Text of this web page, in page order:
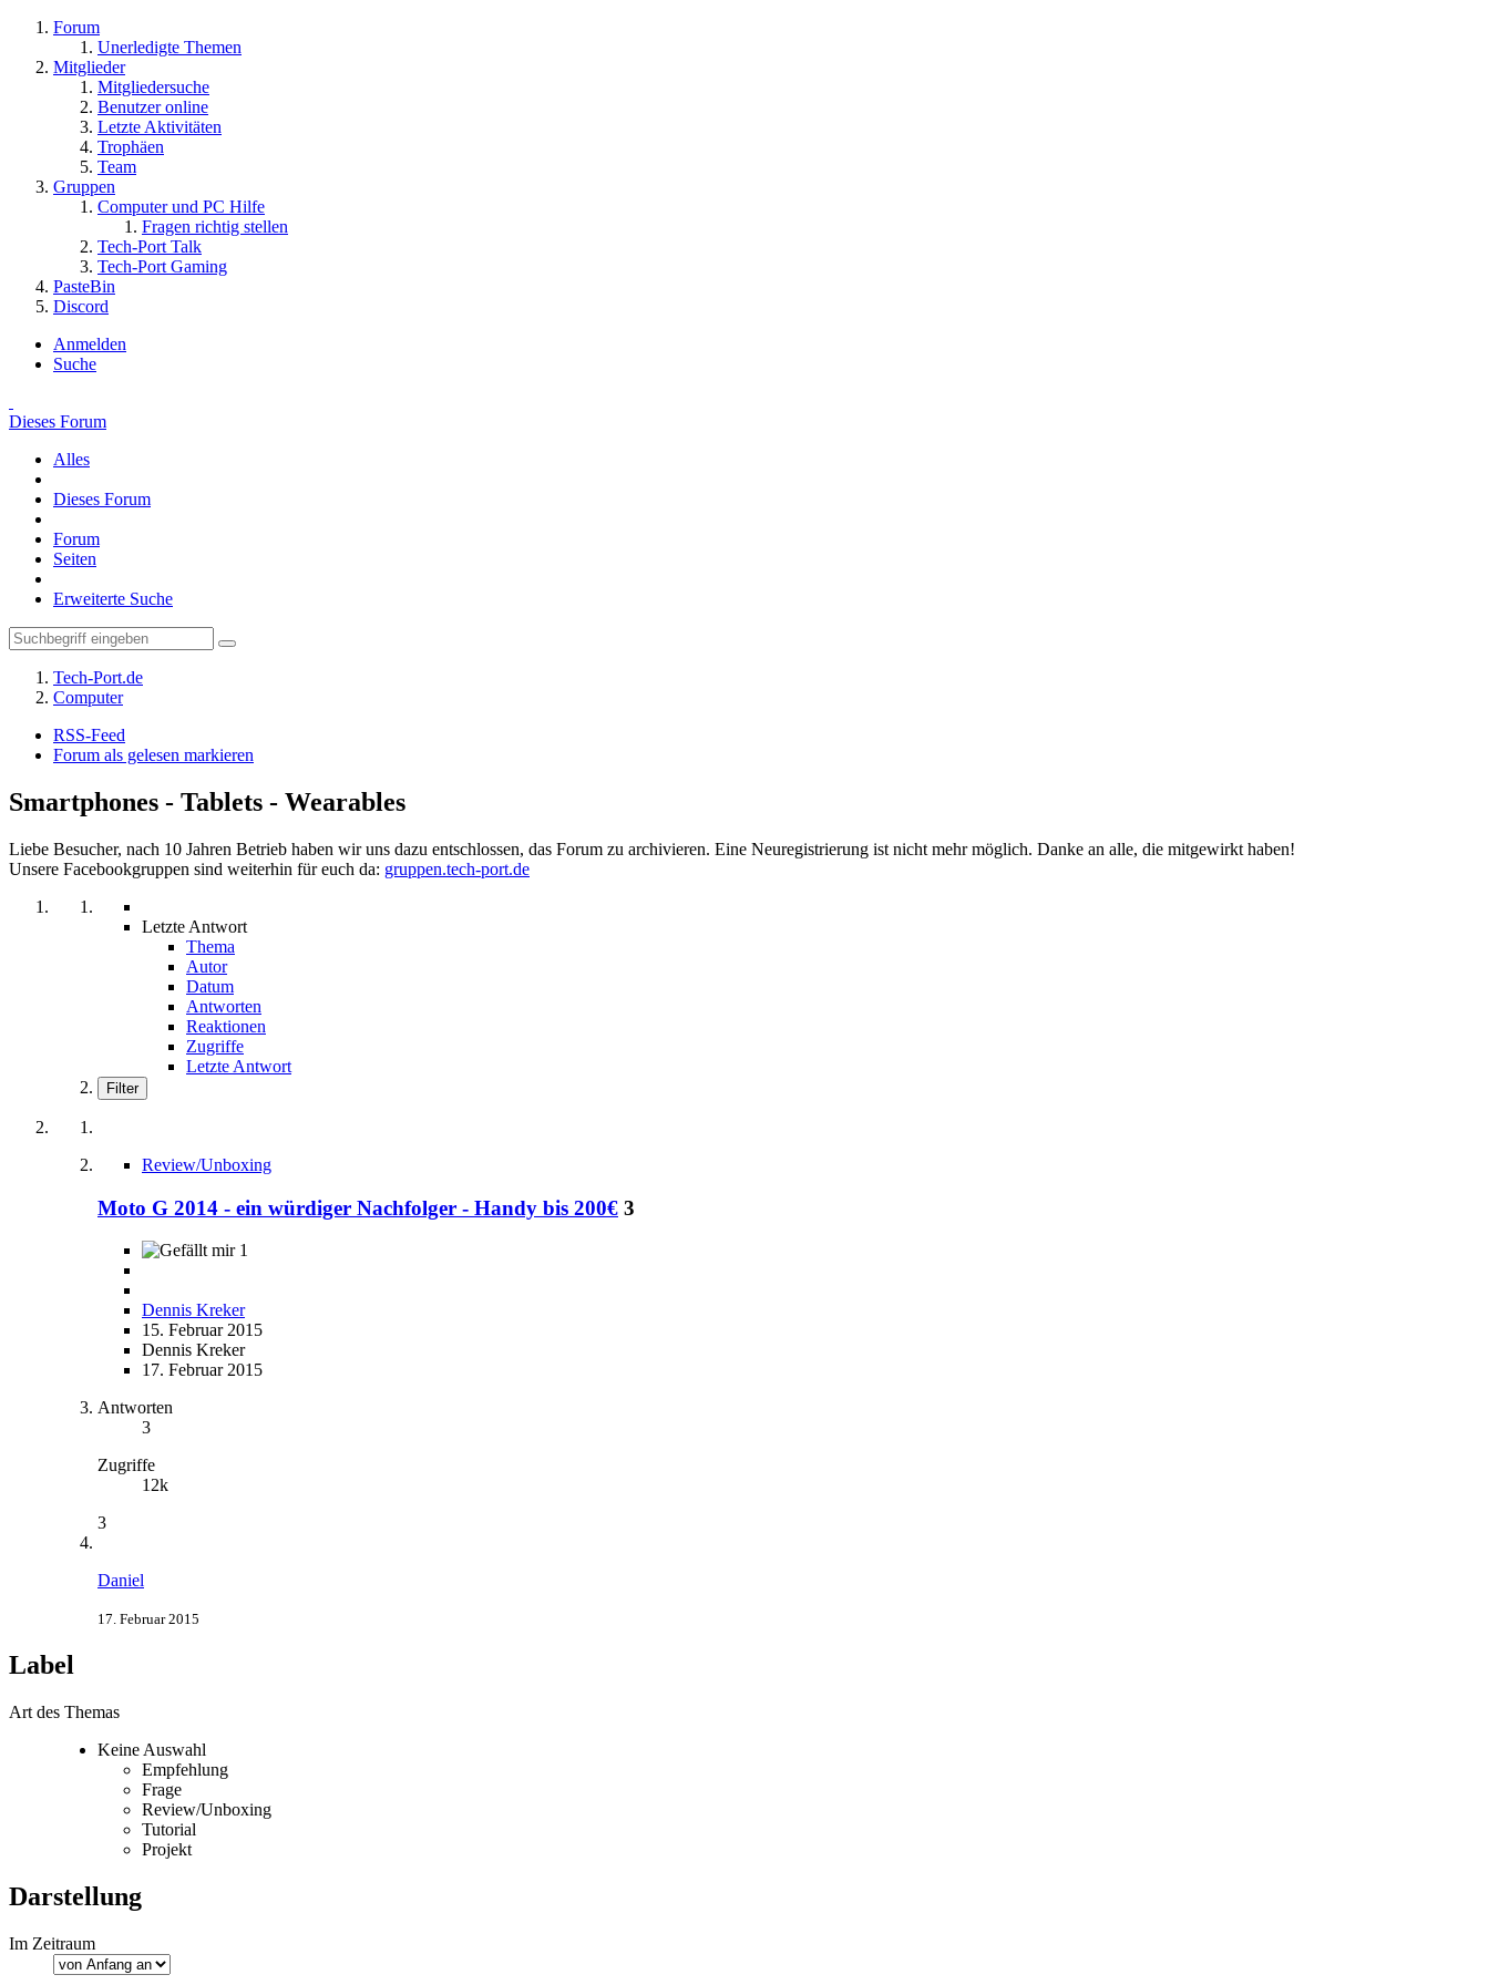
Forum
Unerledigte Themen
Mitglieder
Mitgliedersuche
Benutzer online
Letzte Aktivitäten
Trophäen
Team
Gruppen
Computer und PC Hilfe
Fragen richtig stellen
Tech-Port Talk
Tech-Port Gaming
PasteBin
Discord
Anmelden
Suche
Dieses Forum
Alles
Dieses Forum
Forum
Seiten
Erweiterte Suche
Tech-Port.de
Computer
RSS-Feed
Forum als gelesen markieren
Smartphones - Tablets - Wearables
Liebe Besucher, nach 10 Jahren Betrieb haben wir uns dazu entschlossen, das Forum zu archivieren. Eine Neuregistrierung ist nicht mehr möglich. Danke an alle, die mitgewirkt haben!
Unsere Facebookgruppen sind weiterhin für euch da: gruppen.tech-port.de
Letzte Antwort
Thema
Autor
Datum
Antworten
Reaktionen
Zugriffe
Letzte Antwort
Filter
Review/Unboxing
Moto G 2014 - ein würdiger Nachfolger - Handy bis 200€ 3
1
Dennis Kreker
15. Februar 2015
Dennis Kreker
17. Februar 2015
Antworten
3
Zugriffe
12k
3
Daniel
17. Februar 2015
Label
Art des Themas
Keine Auswahl
Empfehlung
Frage
Review/Unboxing
Tutorial
Projekt
Darstellung
Im Zeitraum